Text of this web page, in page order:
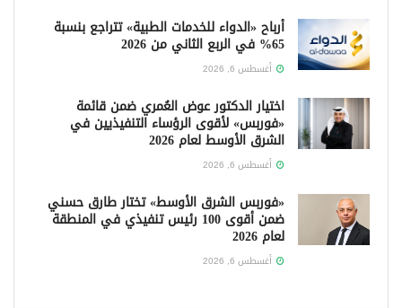
أرباح «الدواء للخدمات الطبية» تتراجع بنسبة
65% في الربع الثاني من 2026
أغسطس 6, 2026
اختيار الدكتور عوض العُمري ضمن قائمة
«فوربس» لأقوى الرؤساء التنفيذيين في
الشرق الأوسط لعام 2026
أغسطس 6, 2026
«فوربس الشرق الأوسط» تختار طارق حسني
ضمن أقوى 100 رئيس تنفيذي في المنطقة
لعام 2026
أغسطس 6, 2026